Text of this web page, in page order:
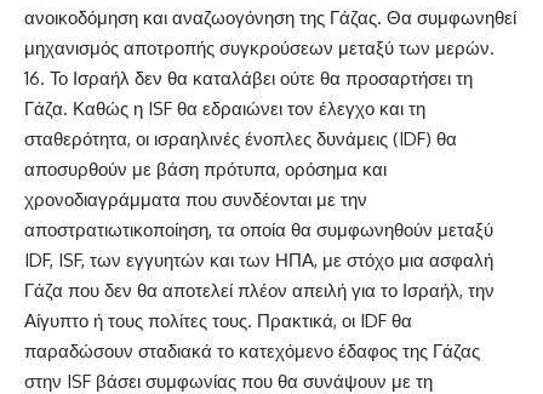
ανοικοδόμηση και αναζωογόνηση της Γάζας. Θα συμφωνηθεί
μηχανισμός αποτροπής συγκρούσεων μεταξύ των μερών.
16. Το Ισραήλ δεν θα καταλάβει ούτε θα προσαρτήσει τη
Γάζα. Καθώς η ISF θα εδραιώνει τον έλεγχο και τη
σταθερότητα, οι ισραηλινές ένοπλες δυνάμεις (IDF) θα
αποσυρθούν με βάση πρότυπα, ορόσημα και
χρονοδιαγράμματα που συνδέονται με την
αποστρατιωτικοποίηση, τα οποία θα συμφωνηθούν μεταξύ
IDF, ISF, των εγγυητών και των ΗΠΑ, με στόχο μια ασφαλή
Γάζα που δεν θα αποτελεί πλέον απειλή για το Ισραήλ, την
Αίγυπτο ή τους πολίτες τους. Πρακτικά, οι IDF θα
παραδώσουν σταδιακά το κατεχόμενο έδαφος της Γάζας
στην ISF βάσει συμφωνίας που θα συνάψουν με τη